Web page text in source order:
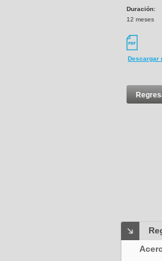
Duración:
12 meses
Descargar